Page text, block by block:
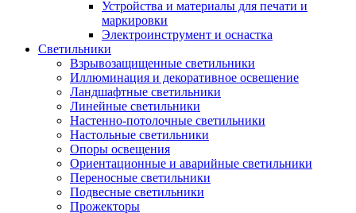
Устройства и материалы для печати и
маркировки
Электроинструмент и оснастка
Светильники
Взрывозащищенные светильники
Иллюминация и декоративное освещение
Ландшафтные светильники
Линейные светильники
Настенно-потолочные светильники
Настольные светильники
Опоры освещения
Ориентационные и аварийные светильники
Переносные светильники
Подвесные светильники
Прожекторы